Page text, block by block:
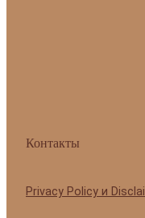
Контакты
Privacy Policy и